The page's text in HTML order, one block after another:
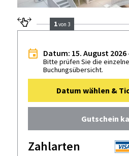
1von 3
Datum: 15. August 2026
Bitte prüfen Sie die
Buchungsübersicht.
Datum wählen &
Gutschein
Zahlarten